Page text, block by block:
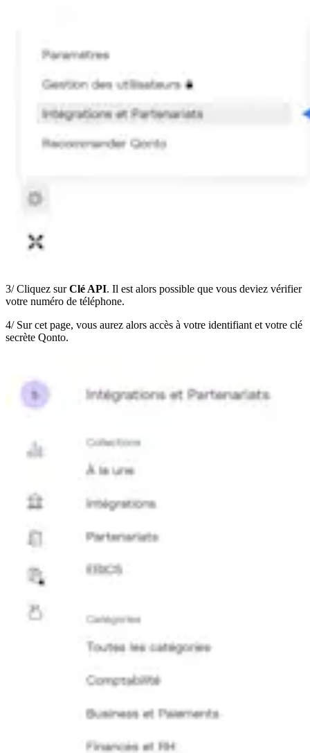
3/ Cliquez surClé API. Il est alors possible que vous deviez vérifier
votre numéro de téléphone.
4/ Sur cet page, vous aurez alors accès à votre identifiant et votre clé
secrète Qonto.